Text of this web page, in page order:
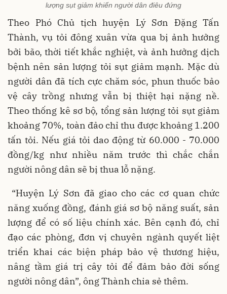
lượng sụt giảm khiến người dân điêu đứng
Theo Phó Chủ tịch huyện Lý Sơn Đặng Tấn
Thành, vụ tỏi đông xuân vừa qua bị ảnh hưởng
bởi bão, thời tiết khắc nghiệt, và ảnh hưởng dịch
bệnh nên sản lượng tỏi sụt giảm mạnh. Mặc dù
người dân đã tích cực chăm sóc, phun thuốc bảo
vệ cây trồng nhưng vẫn bị thiệt hại nặng nề.
Theo thống kê sơ bộ, tổng sản lượng tỏi sụt giảm
khoảng 70%, toàn đảo chỉ thu được khoảng 1.200
tấn tỏi. Nếu giá tỏi dao động từ 60.000 - 70.000
đồng/kg như nhiều năm trước thì chắc chắn
người nông dân sẽ bị thua lỗ nặng.
“Huyện Lý Sơn đã giao cho các cơ quan chức
năng xuống đồng, đánh giá sơ bộ năng suất, sản
lượng để có số liệu chính xác. Bên cạnh đó, chỉ
đạo các phòng, đơn vị chuyên ngành quyết liệt
triển khai các biện pháp bảo vệ thương hiệu,
nâng tầm giá trị cây tỏi để đảm bảo đời sống
người nông dân”, ông Thành chia sẻ thêm.